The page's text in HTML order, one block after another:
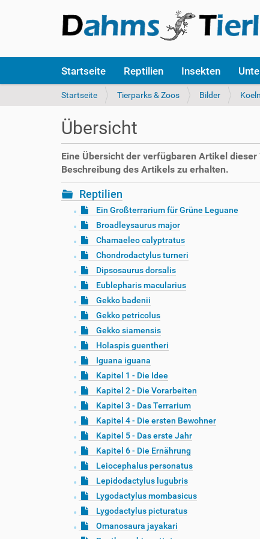
k
Startseite Reptilien Insekten
S
e
s
i
n
d
i
e
Startseite Tierparks & Zoos Bilder Koeln
Übersicht
Eine Übersicht der verfügbaren Artikel
Beschreibung des Artikels zu erhalten.
Reptilien
Ein Großterrarium für Grüne Leguane
Broadleysaurus major
Chamaeleo calyptratus
Chondrodactylus turneri
Dipsosaurus dorsalis
Eublepharis macularius
Gekko badenii
Gekko petricolus
Gekko siamensis
Holaspis guentheri
Iguana iguana
Kapitel 1 - Die Idee
Kapitel 2 - Die Vorarbeiten
Kapitel 3 - Das Terrarium
Kapitel 4 - Die ersten Bewohner
Kapitel 5 - Das erste Jahr
Kapitel 6 - Die Ernährung
Leiocephalus personatus
Lepidodactylus lugubris
Lygodactylus mombasicus
Lygodactylus picturatus
Omanosaura jayakari